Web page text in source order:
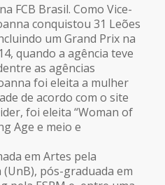
FCB Brasil. Como Vice-
conquistou 31 Leões
um Grand Prix na
quando a agência teve
as agências
foi eleita a mulher
de acordo com o site
foi eleita “Woman of
Age e meio e
em Artes pela
pós-graduada em